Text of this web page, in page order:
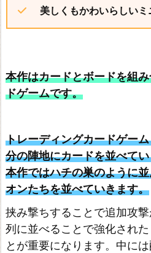
美しくもかわいらしいミ
本作はカードとボードを組
ドゲームです。
トレーディングカードゲー
分の陣地にカードを並べて
本作ではハチの巣のように
オンたちを並べていきます。
挟み撃ちすることで追加攻
列に並べることで強化され
とが重要になります。中に